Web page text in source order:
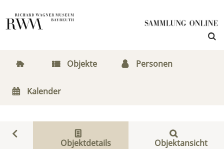
Objekte Personen
Kalender
Objektdetails Objektansicht